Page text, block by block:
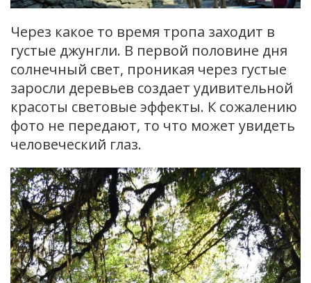
Через какое то время тропа заходит в
густые джунгли. В первой половине дня
солнечный свет, проникая через густые
заросли деревьев создает удивительной
красоты световые эффекты. К сожалению
фото не передают, то что может увидеть
человеческий глаз.